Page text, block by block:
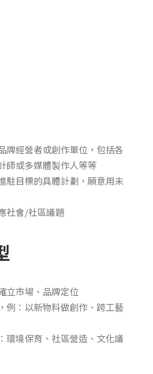
牌經營者或創作單位，包括各
師或多媒體製作人等等
駐目標的具體計劃，願意用未
社會/社區議題
立市場、品牌定位
例：以新物料做創作、跨工藝
環境保育、社區營造、文化議